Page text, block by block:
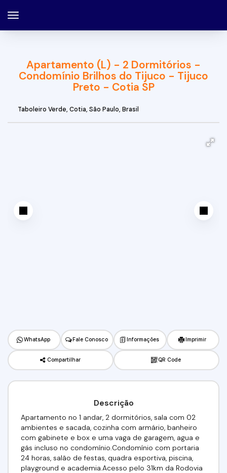
Apartamento (L) - 2 Dormitórios -
Condomínio Brilhos do Tijuco - Tijuco
Preto - Cotia SP
Taboleiro Verde, Cotia, São Paulo, Brasil
WhatsApp Fale Conosco Informações Imprimir
Compartilhar QR Code
Descrição
Apartamento no 1 andar, 2 dormitórios, sala com 02
ambientes e sacada, cozinha com armário, banheiro
com gabinete e box e uma vaga de garagem, agua e
gás incluso no condomínio.Condomínio com portaria
24 horas, salão de festas, quadra esportiva, piscina,
playground e academia.Acesso pelo 31km da Rodovia